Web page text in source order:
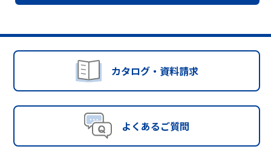
カタログ・資料請求
よくあるご質問